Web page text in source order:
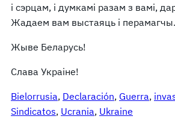
і сэрцам, і думкамі разам з вамі,
Жадаем вам выстаяць і перамагчы.
Жыве Беларусь!
Слава Украіне!
Bielorrusia, Declaración, Guerra,
Sindicatos, Ucrania, Ukraine